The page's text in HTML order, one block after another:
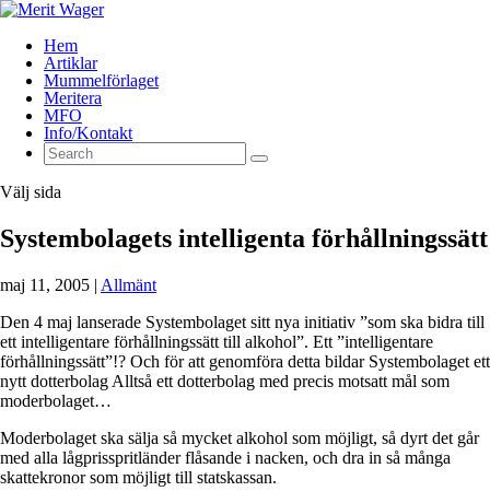
Hem
Artiklar
Mummelförlaget
Meritera
MFO
Info/Kontakt
Välj sida
Systembolagets intelligenta förhållningssätt
maj 11, 2005 | Allmänt
Den 4 maj lanserade Systembolaget sitt nya initiativ ”som ska bidra till
ett intelligentare förhållningssätt till alkohol”. Ett ”intelligentare
förhållningssätt”!? Och för att genomföra detta bildar Systembolaget ett
nytt dotterbolag Alltså ett dotterbolag med precis motsatt mål som
moderbolaget…
Moderbolaget ska sälja så mycket alkohol som möjligt, så dyrt det går
med alla lågprisspritländer flåsande i nacken, och dra in så många
skattekronor som möjligt till statskassan.